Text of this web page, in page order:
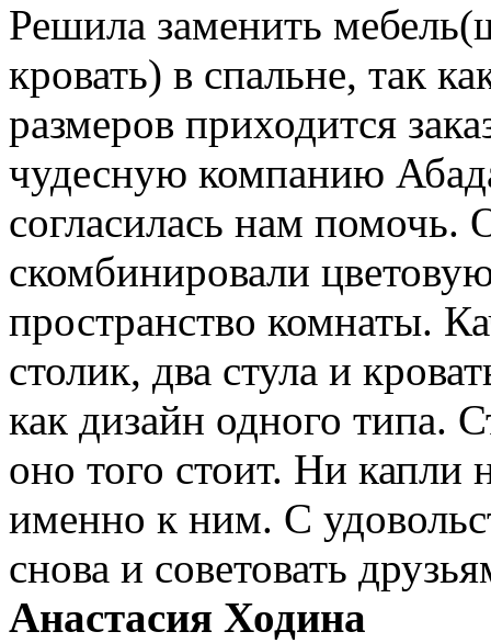
Решила заменить
кровать) в спальне, так
размеров приходится
чудесную компанию
согласилась нам помочь.
скомбинировали
пространство комнаты.
столик, два стула и
как дизайн одного типа.
оно того стоит. Ни капли
именно к ним. С
снова и советовать
Анастасия Ходина